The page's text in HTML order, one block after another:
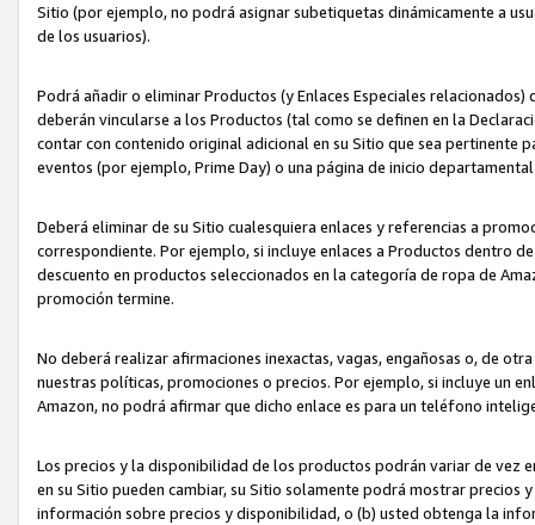
Sitio (por ejemplo, no podrá asignar subetiquetas dinámicamente a
de los usuarios).
Podrá añadir o eliminar Productos (y Enlaces Especiales
deberán vincularse a los Productos (tal como se definen en la
contar con contenido original adicional en su Sitio que sea pertinente
eventos (por ejemplo, Prime Day) o una página de inicio
Deberá eliminar de su Sitio cualesquiera enlaces y referencias a
correspondiente. Por ejemplo, si incluye enlaces a Productos dentro
descuento en productos seleccionados en la categoría de ropa de
promoción termine.
No deberá realizar afirmaciones inexactas, vagas, engañosas o, de
nuestras políticas, promociones o precios. Por ejemplo, si incluye un
Amazon, no podrá afirmar que dicho enlace es para un teléfono
Los precios y la disponibilidad de los productos podrán variar de vez
en su Sitio pueden cambiar, su Sitio solamente podrá mostrar
información sobre precios y disponibilidad, o (b) usted obtenga la